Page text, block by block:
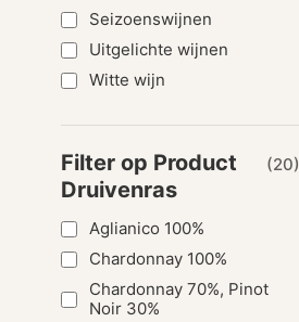
Seizoenswijnen
Uitgelichte wijnen
Witte wijn
Filter op Product
Druivenras
(20)
Aglianico 100%
Chardonnay 100%
Chardonnay 70%, Pinot
Noir 30%